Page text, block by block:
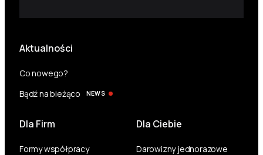
Aktualności
Co nowego?
Bądź na bieżąco
NEWS
Dla Firm
Formy współpracy
Dla Ciebie
Darowizny jednorazowe